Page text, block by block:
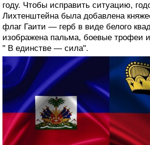
году. Чтобы исправить ситуацию,
Лихтенштейна была добавлена
флаг Гаити — герб в виде белого
изображена пальма, боевые трофеи
" В единстве — сила".